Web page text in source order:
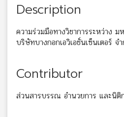
Description
ความร่วมมือทางวิชาการระหว่าง
บริษัทบางกอกเอวิเอชั่นเซ็นเตอร์ จ
Contributor
ส่วนสารบรรณ อำนวยการ และนิติ